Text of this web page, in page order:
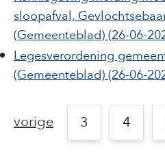
sloopafval,
(Gemeenteblad) (26-06-
Legesverordening
(Gemeenteblad) (26-06-
vorige 3 4